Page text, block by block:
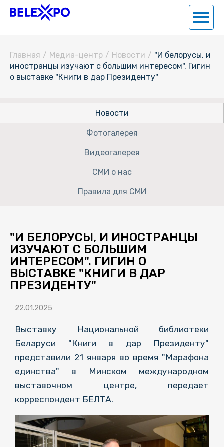
Главная / Медиа-центр / Новости / "И белорусы, и
иностранцы изучают с большим интересом". Гигин
о выставке "Книги в дар Президенту"
Новости
Фотогалерея
Видеогалерея
СМИ о нас
Правила для СМИ
"И БЕЛОРУСЫ, И ИНОСТРАНЦЫ
ИЗУЧАЮТ С БОЛЬШИМ
ИНТЕРЕСОМ". ГИГИН О
ВЫСТАВКЕ "КНИГИ В ДАР
ПРЕЗИДЕНТУ"
22.01.2025
Выставку Национальной библиотеки
Беларуси "Книги в дар Президенту"
представили 21 января во время "Марафона
единства" в Минском международном
выставочном центре, передает
корреспондент БЕЛТА.